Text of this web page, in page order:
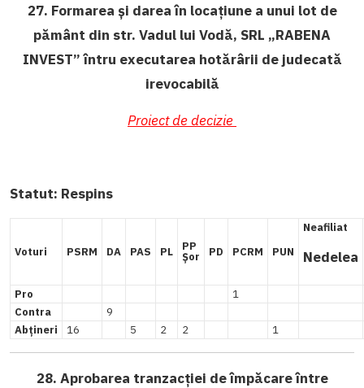
27. Formarea și darea în locațiune a unui lot de
pământ din str. Vadul lui Vodă, SRL „RABENA
INVEST” întru executarea hotărârii de judecată
irevocabilă
Proiect de decizie
Statut: Respins
Voturi PSRM DA PAS PL PP
Șor PD PCRM PUN
Neafiliat
Nedelea
Pro
1
Contra
9
Abțineri
16 5 2 2 1
28. Aprobarea tranzacției de împăcare între